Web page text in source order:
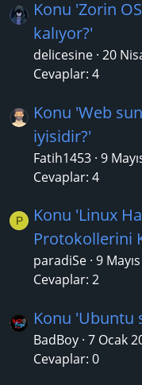
Konu 'Zorin
kalıyor?'
delicesine 20
Cevaplar: 4
Konu 'Web
iyisidir?'
Fatih1453 9
Cevaplar: 4
P
Konu 'Linux
Protokollerini
paradiSe 9
Cevaplar: 2
Konu 'Ubuntu
BadBoy 7 Ocak
Cevaplar: 0